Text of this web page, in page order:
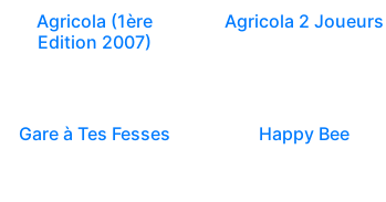
Agricola (1ère
Edition 2007)
Agricola 2 Joueurs
Gare à Tes Fesses Happy Bee